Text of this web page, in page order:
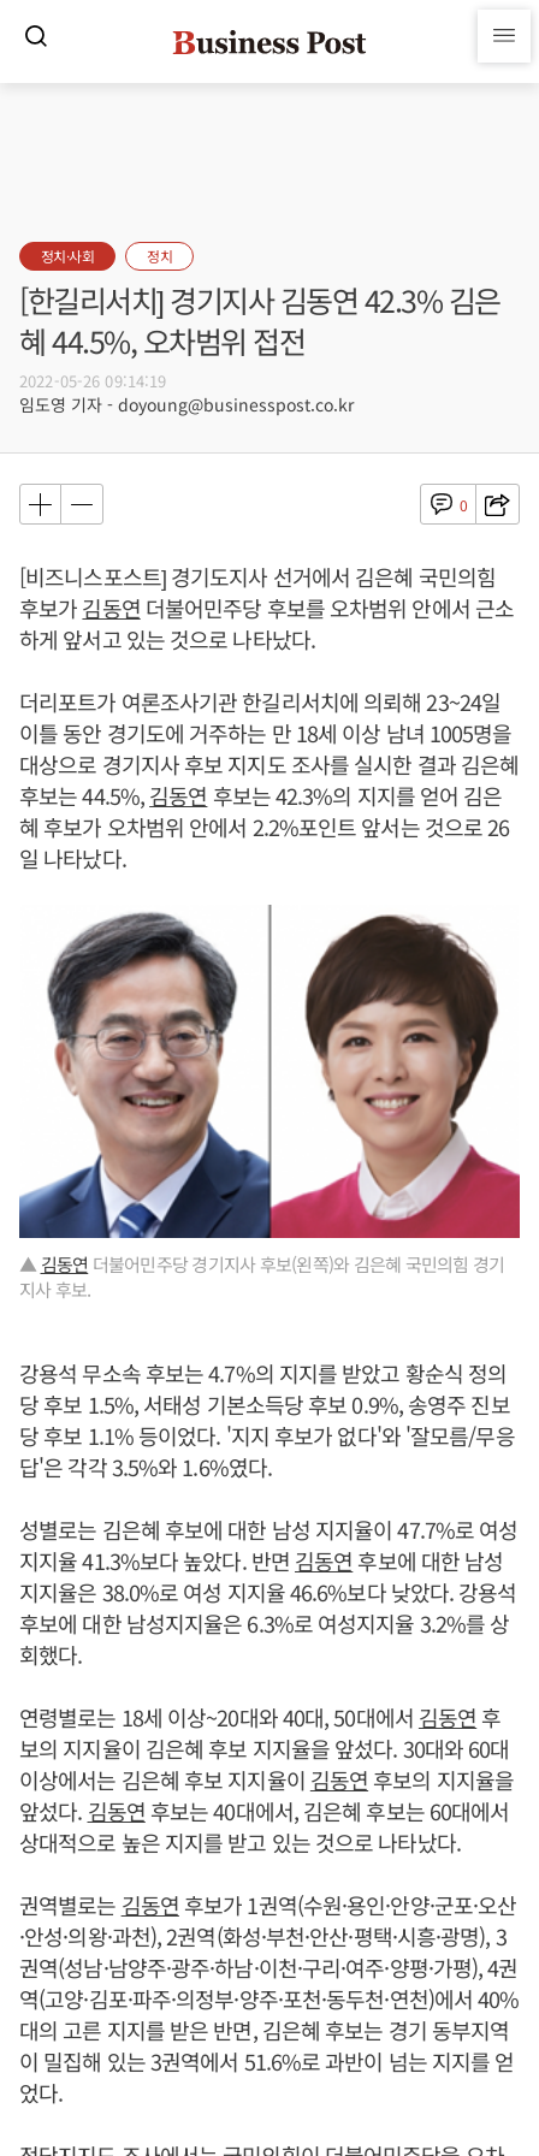
정치·사회 정치
[한길리서치] 경기지사 김동연 42.3% 김은
혜 44.5%, 오차범위 접전
2022-05-26 09:14:19
임도영 기자 - doyoung@businesspost.co.kr
0
[비즈니스포스트] 경기도지사 선거에서 김은혜 국민의힘
후보가김동연 더불어민주당 후보를 오차범위 안에서 근소
하게 앞서고 있는 것으로 나타났다.
더리포트가 여론조사기관 한길리서치에 의뢰해 23~24일
이틀 동안 경기도에 거주하는 만 18세 이상 남녀 1005명을
대상으로 경기지사 후보 지지도 조사를 실시한 결과 김은혜
후보는 44.5%,김동연 후보는 42.3%의 지지를 얻어 김은
혜 후보가 오차범위 안에서 2.2%포인트 앞서는 것으로 26
일 나타났다.
▲김동연 더불어민주당 경기지사 후보(왼쪽)와 김은혜 국민의힘 경기
지사 후보.
강용석 무소속 후보는 4.7%의 지지를 받았고 황순식 정의
당 후보 1.5%, 서태성 기본소득당 후보 0.9%, 송영주 진보
당 후보 1.1% 등이었다. '지지 후보가 없다'와 '잘모름/무응
답'은 각각 3.5%와 1.6%였다.
성별로는 김은혜 후보에 대한 남성 지지율이 47.7%로 여성
지지율 41.3%보다 높았다. 반면 김동연 후보에 대한 남성
지지율은 38.0%로 여성 지지율 46.6%보다 낮았다. 강용석
후보에 대한 남성지지율은 6.3%로 여성지지율 3.2%를 상
회했다.
연령별로는 18세 이상~20대와 40대, 50대에서 김동연 후
보의 지지율이 김은혜 후보 지지율을 앞섰다. 30대와 60대
이상에서는 김은혜 후보 지지율이 김동연 후보의 지지율을
앞섰다. 김동연 후보는 40대에서, 김은혜 후보는 60대에서
상대적으로 높은 지지를 받고 있는 것으로 나타났다.
권역별로는 김동연 후보가 1권역(수원·용인·안양·군포·오산
·안성·의왕·과천), 2권역(화성·부천·안산·평택·시흥·광명), 3
권역(성남·남양주·광주·하남·이천·구리·여주·양평·가평), 4권
역(고양·김포·파주·의정부·양주·포천·동두천·연천)에서 40%
대의 고른 지지를 받은 반면, 김은혜 후보는 경기 동부지역
이 밀집해 있는 3권역에서 51.6%로 과반이 넘는 지지를 얻
었다.